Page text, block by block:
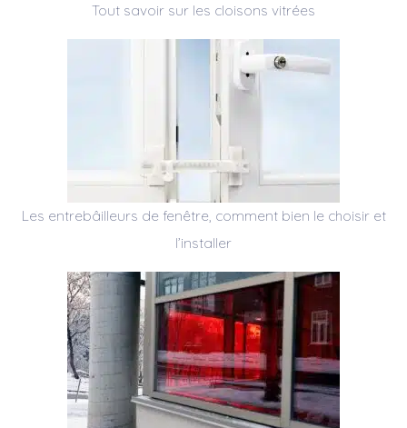
Tout savoir sur les cloisons vitrées
Les entrebâilleurs de fenêtre, comment bien le choisir et
l’installer